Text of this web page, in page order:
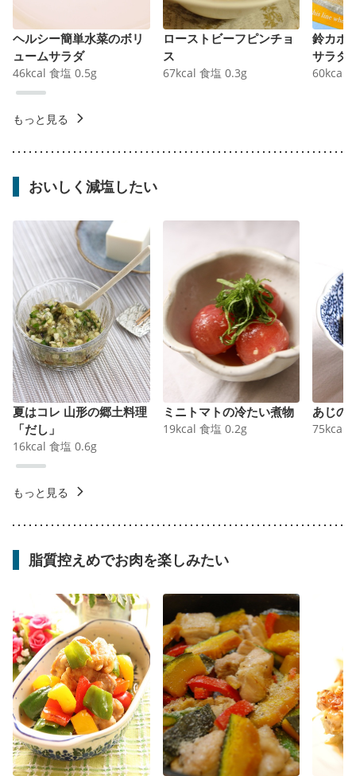
ヘルシー簡単水菜のボリ
ュームサラダ
46kcal 食塩 0.5g
ローストビーフピンチョ
ス
67kcal 食塩 0.3g
鈴カボ
サラダ
60kcal
もっと見る
おいしく減塩したい
夏はコレ 山形の郷土料理
「だし」
16kcal 食塩 0.6g
ミニトマトの冷たい煮物
19kcal 食塩 0.2g
あじの
75kcal
もっと見る
脂質控えめでお肉を楽しみたい